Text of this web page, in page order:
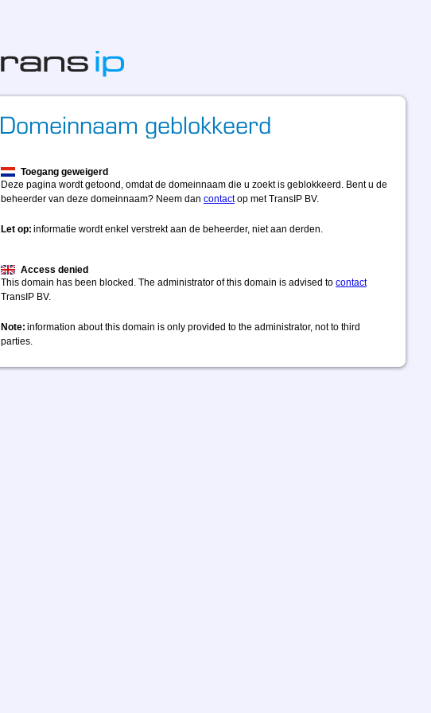
Toegang geweigerd
Deze pagina wordt getoond, omdat de domeinnaam die u zoekt is geblokkeerd. Bent u de
beheerder van deze domeinnaam? Neem dan contactop met TransIP BV.
Let op: informatie wordt enkel verstrekt aan de beheerder, niet aan derden.
Access denied
This domain has been blocked. The administrator of this domain is advised to contact
TransIP BV.
Note: information about this domain is only provided to the administrator, not to third
parties.